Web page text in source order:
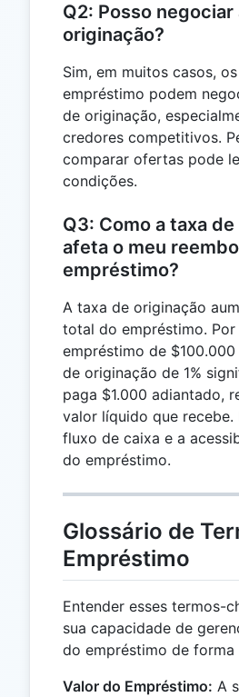
Q2: Posso negociar
originação?
Sim, em muitos casos,
empréstimo podem
de originação,
credores competitivos.
comparar ofertas pode
condições.
Q3: Como a taxa
afeta o meu
empréstimo?
A taxa de originação
total do empréstimo. Por
empréstimo de
de originação de 1%
paga $1.000 adiantado,
valor líquido que recebe.
fluxo de caixa e a
do empréstimo.
Glossário de
Empréstimo
Entender esses termos-
sua capacidade de
do empréstimo de forma
Valor do Empréstimo: A